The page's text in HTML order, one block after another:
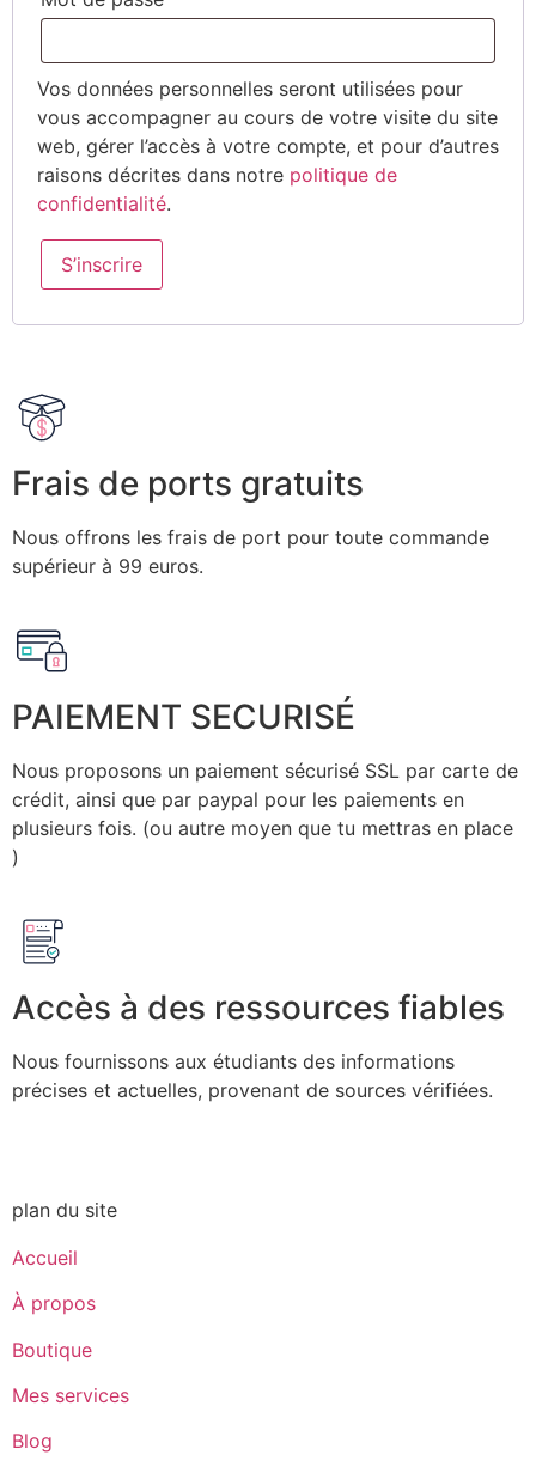
Vos données personnelles seront utilisées pour
vous accompagner au cours de votre visite du site
web, gérer l’accès à votre compte, et pour d’autres
raisons décrites dans notre politique de
confidentialité.
S’inscrire
Frais de ports gratuits
Nous offrons les frais de port pour toute commande
supérieur à 99 euros.
PAIEMENT SECURISÉ
Nous proposons un paiement sécurisé SSL par carte de
crédit, ainsi que par paypal pour les paiements en
plusieurs fois. (ou autre moyen que tu mettras en place
)
Accès à des ressources fiables
Nous fournissons aux étudiants des informations
précises et actuelles, provenant de sources vérifiées.
plan du site
Accueil
À propos
Boutique
Mes services
Blog